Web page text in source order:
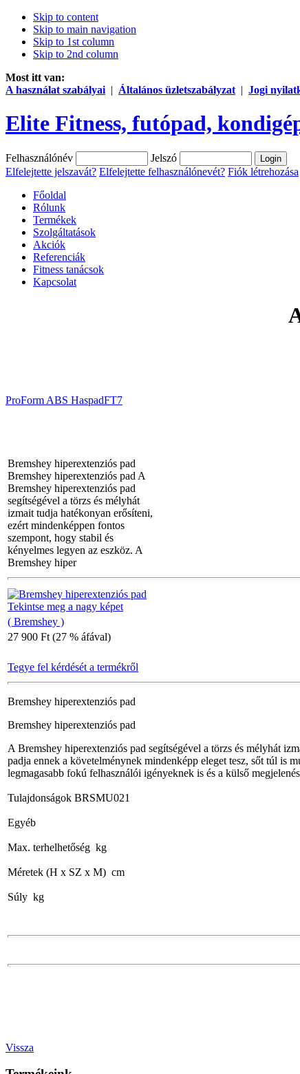
Skip to content
Skip to main navigation
Skip to 1st column
Skip to 2nd column
Most itt van:
A használat szabályai | Általános üzletszabályzat | Jogi
Elite Fitness, futópad,
Felhasználónév
Jelszó
Elfelejtette jelszavát? Elfelejtette felhasználónevét? Fiók létrehozása
Főoldal
Rólunk
Termékek
Szolgáltatások
Akciók
Referenciák
Fitness tanácsok
Kapcsolat
ProForm ABS HaspadFT7
Bremshey hiperextenziós pad
Bremshey hiperextenziós pad A
Bremshey hiperextenziós pad
segítségével a törzs és mélyhát
izmait tudja hatékonyan erősíteni,
ezért mindenképpen fontos
szempont, hogy stabil és
kényelmes legyen az eszköz. A
Bremshey hiper
Tekintse meg a nagy képet
( Bremshey )
27 900 Ft (27 % áfával)
Tegye fel kérdését a termékről
Bremshey hiperextenziós pad
Bremshey hiperextenziós pad
A Bremshey hiperextenziós pad segítségével a törzs és mélyhát
padja ennek a követelménynek mindenképp eleget tesz, sőt túl is
legmagasabb fokú felhasználói igényeknek is és a külső
Tulajdonságok BRSMU021
Egyéb
Max. terhelhetőség kg
Méretek (H x SZ x M) cm
Súly kg
Vissza